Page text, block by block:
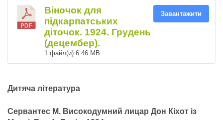
Віночок для
підкарпатських
діточок. 1924. Грудень
(децембер).
1 файл(и) 6.46 MB
Завантажити
Дитяча література
Сервантес М. Високодумний лицар Дон Кіхот із